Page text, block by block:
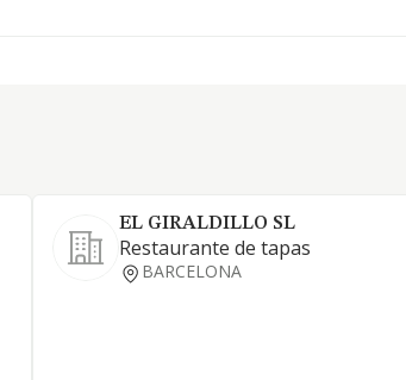
EL GIRALDILLO SL
Restaurante de tapas
BARCELONA